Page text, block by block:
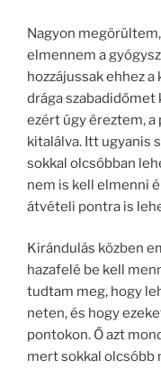
Nagyon
elmennem a
hozzájussak ehhez
drága
ezért úgy éreztem,
kitalálva. Itt ugyanis
sokkal olcsóbban
nem is kell elmenni
átvételi pontra is
Kirándulás közben
hazafelé be kell
tudtam meg, hogy
neten, és hogy
pontokon. Ő azt
mert sokkal olcsóbb